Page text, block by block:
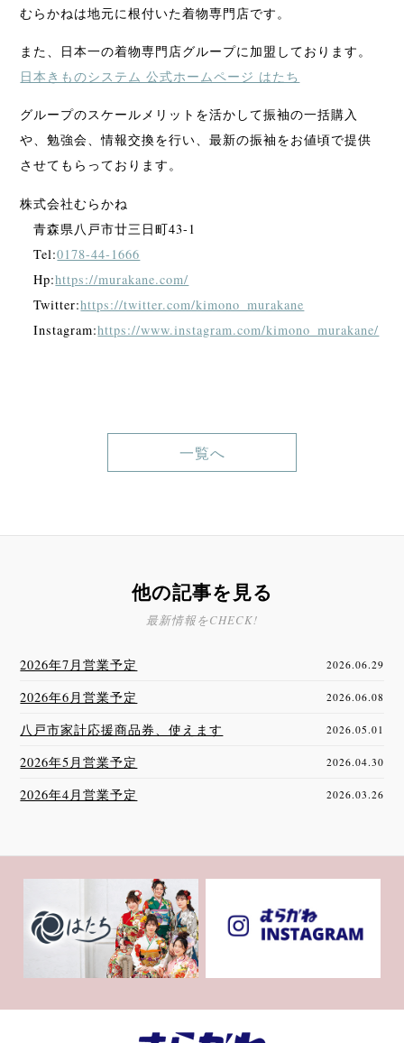
むらかねは地元に根付いた着物専門店です。
また、日本一の着物専門店グループに加盟しております。
日本きものシステム 公式ホームページ はたち
グループのスケールメリットを活かして振袖の一括購入
や、勉強会、情報交換を行い、最新の振袖をお値頃で提供
させてもらっております。
株式会社むらかね
青森県八戸市廿三日町43-1
Tel:0178-44-1666
Hp:https://murakane.com/
Twitter:https://twitter.com/kimono_murakane
Instagram:https://www.instagram.com/kimono_murakane/
一覧へ
他の記事を見る
最新情報をCHECK!
2026年7月営業予定 2026.06.29
2026年6月営業予定 2026.06.08
八戸市家計応援商品券、使えます 2026.05.01
2026年5月営業予定 2026.04.30
2026年4月営業予定 2026.03.26